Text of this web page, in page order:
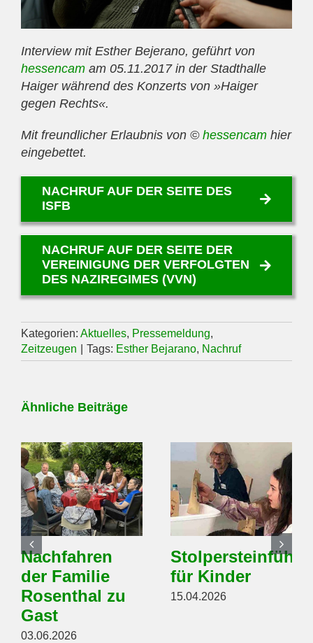
Interview mit Esther Bejerano, geführt von
hessencamam 05.11.2017 in der Stadthalle
Haiger während des Konzerts von »Haiger
gegen Rechts«.
Mit freundlicher Erlaubnis von © hessencamhier
eingebettet.
NACHRUF AUF DER SEITE DES
ISFB
NACHRUF AUF DER SEITE DER
VEREINIGUNG DER VERFOLGTEN
DES NAZIREGIMES (VVN)
Kategorien: Aktuelles, Pressemeldung,
Zeitzeugen
Tags: Esther Bejarano, Nachruf
Ähnliche Beiträge
Nachfahren
der Familie
Rosenthal zu
Gast
03.06.2026
für Kinder
15.04.2026